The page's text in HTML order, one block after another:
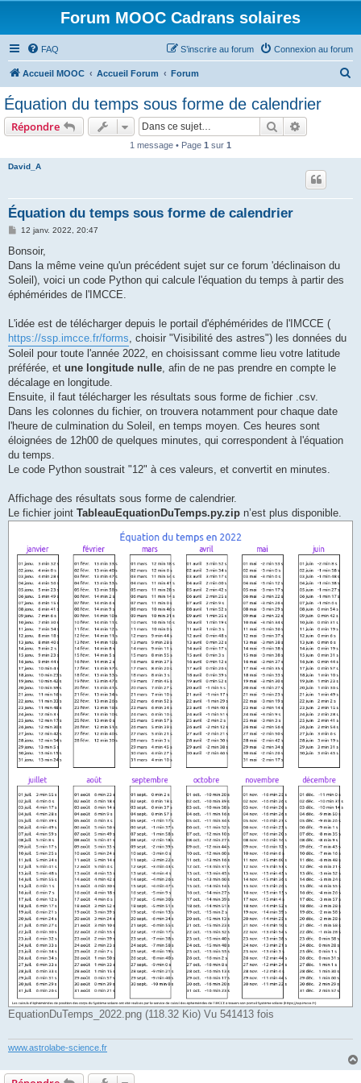
Forum MOOC Cadrans solaires
FAQ Connexion au forum
S’inscrire au forum
Accueil MOOC Accueil Forum Forum
Équation du temps sous forme de calendrier
Répondre Rechercher
1 message • Page 1 sur 1
David_A
Équation du temps sous forme de calendrier
M
s
a
g
12 janv. 2022, 20:47
Bonsoir,
Dans la même veine qu'un précédent sujet sur ce forum 'déclinaison du
Soleil), voici un code Python qui calcule l'équation du temps à partir des
éphémérides de l'IMCCE.
L'idée est de télécharger depuis le portail d'éphémérides de l'IMCCE (
https://ssp.imcce.fr/forms, choisir "Visibilité des astres") les données du
Soleil pour toute l'année 2022, en choisissant comme lieu votre latitude
préférée, et une longitude nulle, afin de ne pas prendre en compte le
décalage en longitude.
Ensuite, il faut télécharger les résultats sous forme de fichier .csv.
Dans les colonnes du fichier, on trouvera notamment pour chaque date
l'heure de culmination du Soleil, en temps moyen. Ces heures sont
éloignées de 12h00 de quelques minutes, qui correspondent à l'équation
du temps.
Le code Python soustrait "12" à ces valeurs, et convertit en minutes.
Affichage des résultats sous forme de calendrier.
Le fichier joint TableauEquationDuTemps.py.zip n’est plus disponible.
EquationDuTemps_2022.png (118.32 Kio) Vu 541413 fois
www.astrolabe-science.fr